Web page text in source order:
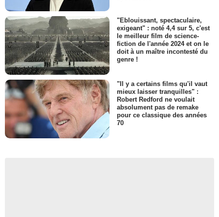
"Eblouissant, spectaculaire,
exigeant" : noté 4,4 sur 5, c'est
le meilleur film de science-
fiction de l'année 2024 et on le
doit à un maître incontesté du
genre !
"Il y a certains films qu'il vaut
mieux laisser tranquilles" :
Robert Redford ne voulait
absolument pas de remake
pour ce classique des années
70